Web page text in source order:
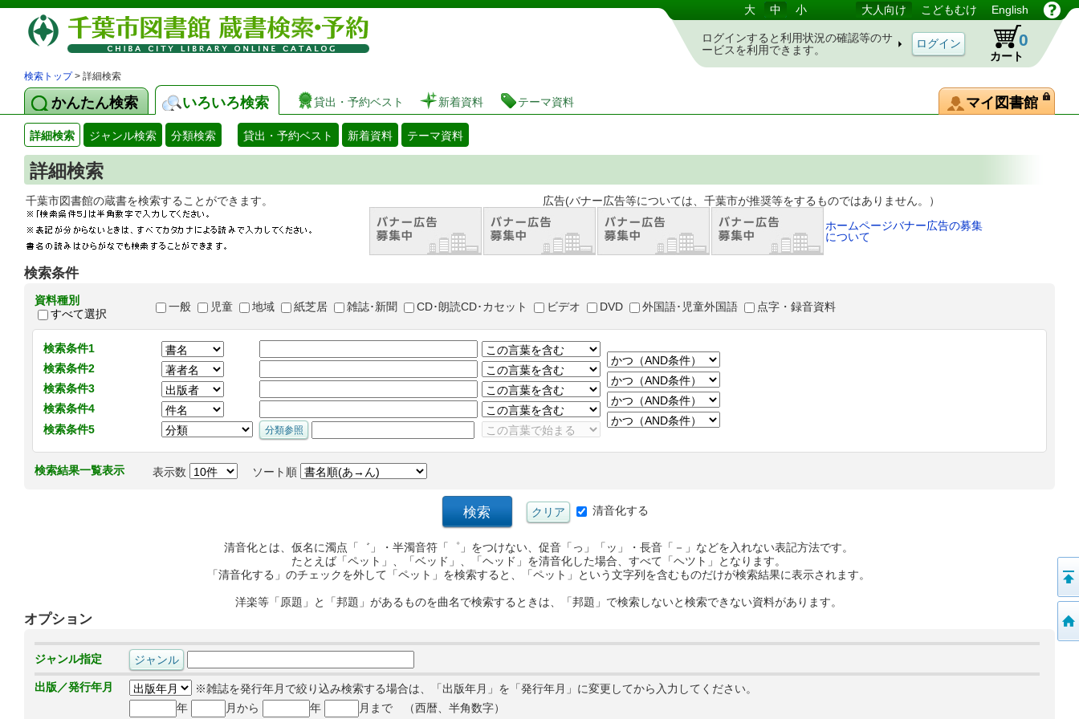
図書館 蔵書検索・予約システム 大 中 小 大人向け こどもむけ English
ログインすると利用状況の確認等のサ
ービスを利用できます。
カート
0
検索トップ> 詳細検索
かんたん検索 いろいろ検索 貸出・予約ベスト 新着資料 テーマ資料 マイ図書館
詳細検索 ジャンル検索 分類検索 貸出・予約ベスト 新着資料 テーマ資料
詳細検索
千葉市図書館の蔵書を検索することができます。 広告(バナー広告等については、千葉市が推奨等をするものではありません。）
ホームページバナー広告の募集
について
検索条件
資料種別
すべて選択
一般 児童 地域 紙芝居 雑誌･新聞 CD･朗読CD･カセット ビデオ DVD 外国語･児童外国語 点字・録音資料
検索条件1
検索条件2
検索条件3
検索条件4
検索条件5
検索結果一覧表示 表示数 ソート順
清音化する
清音化とは、仮名に濁点「゛」・半濁音符「゜」をつけない、促音「っ」「ッ」・長音「－」などを入れない表記方法です。
たとえば「ペット」、「ベッド」、「ヘッド」を清音化した場合、すべて「ヘツト」となります。
「清音化する」のチェックを外して「ペット」を検索すると、「ペット」という文字列を含むものだけが検索結果に表示されます。
洋楽等「原題」と「邦題」があるものを曲名で検索するときは、「邦題」で検索しないと検索できない資料があります。
オプション
ジャンル指定
出版／発行年月
※雑誌を発行年月で絞り込み検索する場合は、「出版年月」を「発行年月」に変更してから入力してください。
年
月から 年 月まで （西暦、半角数字）